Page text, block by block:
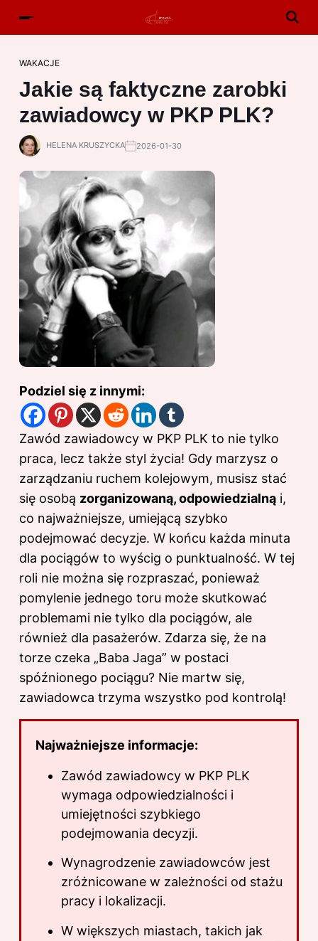
WAKACJE
Jakie są faktyczne zarobki
zawiadowcy w PKP PLK?
HELENA KRUSZYCKA 2026-01-30
Podziel się z innymi:
Zawód zawiadowcy w PKP PLK to nie tylko
praca, lecz także styl życia! Gdy marzysz o
zarządzaniu ruchem kolejowym, musisz stać
się osobą zorganizowaną, odpowiedzialną i,
co najważniejsze, umiejącą szybko
podejmować decyzje. W końcu każda minuta
dla pociągów to wyścig o punktualność. W tej
roli nie można się rozpraszać, ponieważ
pomylenie jednego toru może skutkować
problemami nie tylko dla pociągów, ale
również dla pasażerów. Zdarza się, że na
torze czeka „Baba Jaga” w postaci
spóźnionego pociągu? Nie martw się,
zawiadowca trzyma wszystko pod kontrolą!
Najważniejsze informacje:
Zawód zawiadowcy w PKP PLK
wymaga odpowiedzialności i
umiejętności szybkiego
podejmowania decyzji.
Wynagrodzenie zawiadowców jest
zróżnicowane w zależności od stażu
pracy i lokalizacji.
W większych miastach, takich jak